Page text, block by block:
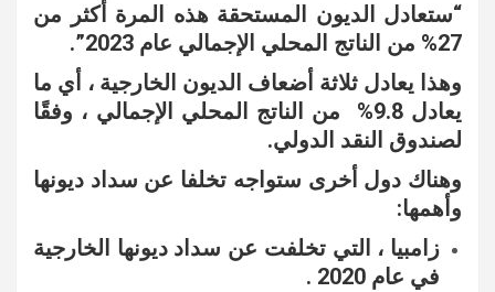
“ستعادل الديون المستحقة هذه المرة أكثر من
27% من الناتج المحلي الإجمالي عام 2023”.
وهذا يعادل ثلاثة أضعاف الديون الخارجية ، أي ما
يعادل 9.8% من الناتج المحلي الإجمالي ، وفقًا
لصندوق النقد الدولي.
وهناك دول أخرى ستواجه تخلفا عن سداد ديونها
وأهمها:
زامبيا ، التي تخلفت عن سداد ديونها الخارجية
في عام 2020 .